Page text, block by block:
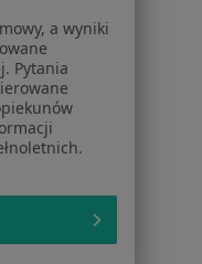
a wyniki
Pytania